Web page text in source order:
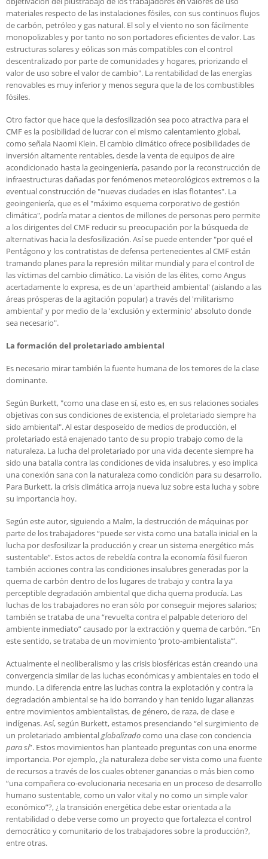
materiales respecto de las instalaciones fósiles, con sus continuos flujos
de carbón, petróleo y gas natural. El sol y el viento no son fácilmente
monopolizables y por tanto no son portadores eficientes de valor. Las
estructuras solares y eólicas son más compatibles con el control
descentralizado por parte de comunidades y hogares, priorizando el
valor de uso sobre el valor de cambio". La rentabilidad de las energías
renovables es muy inferior y menos segura que la de los combustibles
fósiles.
Otro factor que hace que la desfosilización sea poco atractiva para el
CMF es la posibilidad de lucrar con el mismo calentamiento global,
como señala Naomi Klein. El cambio climático ofrece posibilidades de
inversión altamente rentables, desde la venta de equipos de aire
acondicionado hasta la geoingeniería, pasando por la reconstrucción de
infraestructuras dañadas por fenómenos meteorológicos extremos o la
eventual construcción de "nuevas ciudades en islas flotantes". La
geoingeniería, que es el "máximo esquema corporativo de gestión
climática", podría matar a cientos de millones de personas pero permite
a los dirigentes del CMF reducir su preocupación por la búsqueda de
alternativas hacia la desfosilización. Así se puede entender "por qué el
Pentágono y los contratistas de defensa pertenecientes al CMF están
tramando planes para la represión militar mundial y para el control de
las víctimas del cambio climático. La visión de las élites, como Angus
acertadamente lo expresa, es de un 'apartheid ambiental' (aislando a las
áreas prósperas de la agitación popular) a través del 'militarismo
ambiental' y por medio de la 'exclusión y exterminio' absoluto donde
sea necesario".
La formación del proletariado ambiental
Es necesario mirar también la fuente humana de los temores de la clase
dominante.
Según Burkett, "como una clase en sí, esto es, en sus relaciones sociales
objetivas con sus condiciones de existencia, el proletariado siempre ha
sido ambiental". Al estar desposeído de medios de producción, el
proletariado está enajenado tanto de su propio trabajo como de la
naturaleza. La lucha del proletariado por una vida decente siempre ha
sido una batalla contra las condiciones de vida insalubres, y eso implica
una conexión sana con la naturaleza como condición para su desarrollo.
Para Burkett, la crisis climática arroja nueva luz sobre esta lucha y sobre
su importancia hoy.
Según este autor, siguiendo a Malm, la destrucción de máquinas por
parte de los trabajadores “puede ser vista como una batalla inicial en la
lucha por desfosilizar la producción y crear un sistema energético más
sustentable”. Estos actos de rebeldía contra la economía fósil fueron
también acciones contra las condiciones insalubres generadas por la
quema de carbón dentro de los lugares de trabajo y contra la ya
perceptible degradación ambiental que dicha quema producía. Las
luchas de los trabajadores no eran sólo por conseguir mejores salarios;
también se trataba de una “revuelta contra el palpable deterioro del
ambiente inmediato” causado por la extracción y quema de carbón. “En
este sentido, se trataba de un movimiento ‘proto-ambientalista’”.
Actualmente el neoliberalismo y las crisis biosféricas están creando una
convergencia similar de las luchas económicas y ambientales en todo el
mundo. La diferencia entre las luchas contra la explotación y contra la
degradación ambiental se ha ido borrando y han tenido lugar alianzas
entre movimientos ambientalistas, de género, de raza, de clase e
indígenas. Así, según Burkett, estamos presenciando “el surgimiento de
un proletariado ambientalglobalizadocomo una clase con conciencia
para sí”. Estos movimientos han planteado preguntas con una enorme
importancia. Por ejemplo, ¿la naturaleza debe ser vista como una fuente
de recursos a través de los cuales obtener ganancias o más bien como
“una compañera co-evolucionaria necesaria en un proceso de desarrollo
humano sustentable, como un valor vital y no como un simple valor
económico”?, ¿la transición energética debe estar orientada a la
rentabilidad o debe verse como un proyecto que fortalezca el control
democrático y comunitario de los trabajadores sobre la producción?,
entre otras.